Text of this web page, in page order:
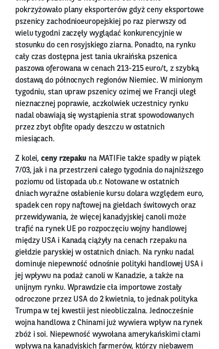
pokrzyżowało plany eksporterów gdyż ceny eksportowe
pszenicy zachodnioeuropejskiej po raz pierwszy od
wielu tygodni zaczęły wyglądać konkurencyjnie w
stosunku do cen rosyjskiego ziarna. Ponadto, na rynku
cały czas dostępna jest tania ukraińska pszenica
paszowa oferowana w cenach 213-215 euro/t, z szybką
dostawą do północnych regionów Niemiec. W minionym
tygodniu, stan upraw pszenicy ozimej we Francji uległ
nieznacznej poprawie, aczkolwiek uczestnicy rynku
nadal obawiają się wystąpienia strat spowodowanych
przez zbyt obfite opady deszczu w ostatnich
miesiącach.
Z kolei,ceny rzepaku na MATIFie także spadły w piątek
7/03, jak i na przestrzeni całego tygodnia do najniższego
poziomu od listopada ub.r. Notowane w ostatnich
dniach wyraźne osłabienie kursu dolara względem euro,
spadek cen ropy naftowej na giełdach świtowych oraz
przewidywania, że więcej kanadyjskiej canoli może
trafić na rynek UE po rozpoczęciu wojny handlowej
między USA i Kanadą ciążyły na cenach rzepaku na
giełdzie paryskiej w ostatnich dniach. Na rynku nadal
dominuje niepewność odnośnie polityki handlowej USA i
jej wpływu na podaż canoli w Kanadzie, a także na
unijnym rynku. Wprawdzie cła importowe zostały
odroczone przez USA do 2 kwietnia, to jednak polityka
Trumpa w tej kwestii jest nieobliczalna. Jednocześnie
wojna handlowa z Chinami już wywiera wpływ na rynek
zbóż i soi. Niepewność wywołana amerykańskimi cłami
wpływa na kanadyjskich farmerów, którzy niebawem